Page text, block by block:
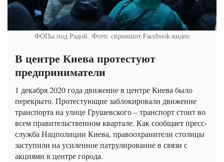
ФОПы под Радой. Фото: скриншот Facebook-видео
В центре Киева протестуют
предприниматели
1 декабря 2020 года движение в центре Киева было
перекрыто. Протестующие заблокировали движение
транспорта на улице Грушевского – транспорт стоит во
всем правительственном квартале. Как сообщает пресс-
служба Нацполиции Киева, правоохранители столицы
заступили на усиленное патрулирование в связи с
акциями в центре города.